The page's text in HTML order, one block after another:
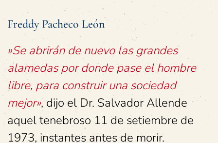
Freddy Pacheco León
»Se abrirán de nuevo las grandes
alamedas por donde pase el hombre
libre, para construir una sociedad
mejor», dijo el Dr. Salvador Allende
aquel tenebroso 11 de setiembre de
1973, instantes antes de morir.